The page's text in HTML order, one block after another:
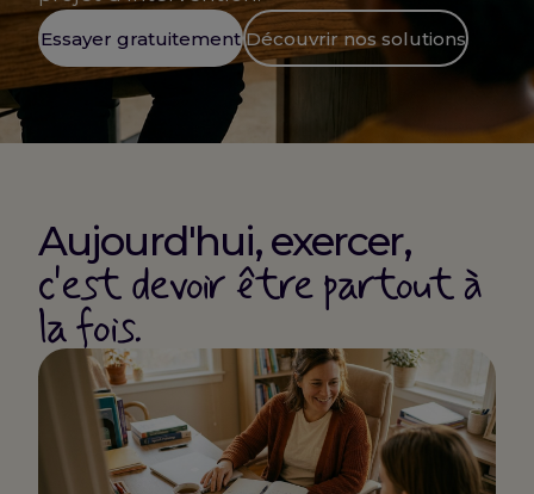
Essayer gratuitement Découvrir nos solutions
Aujourd'hui, exercer,
c'est devoir être partout à
la fois.